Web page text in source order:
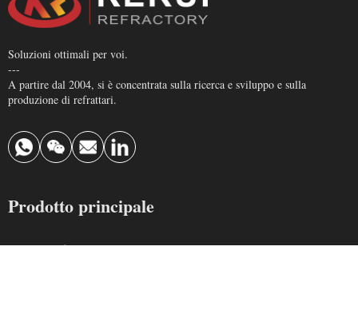
Soluzioni ottimali per voi.
---
A partire dal 2004, si è concentrata sulla ricerca e sviluppo e sulla
produzione di refrattari.
Prodotto principale
Mattone refrattario